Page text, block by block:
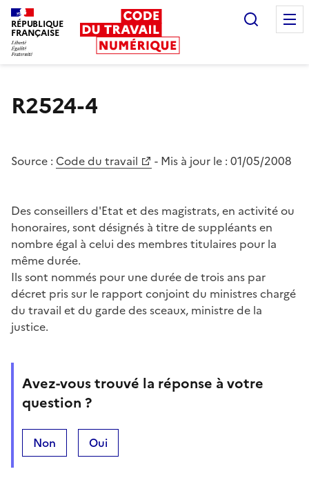
RÉPUBLIQUE
FRANÇAISE
R2524-4
Source : Code du travail - Mis à jour le : 01/05/2008
Des conseillers d'Etat et des magistrats, en activité ou
honoraires, sont désignés à titre de suppléants en
nombre égal à celui des membres titulaires pour la
même durée.
Ils sont nommés pour une durée de trois ans par
décret pris sur le rapport conjoint du ministres chargé
du travail et du garde des sceaux, ministre de la
justice.
Avez-vous trouvé la réponse à votre
question ?
Non Oui